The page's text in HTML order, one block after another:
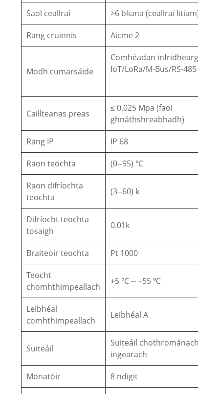
Saol ceallraí >6 bliana (ceallraí litiam)
Rang cruinnis Aicme 2
Modh cumarsáide
Comhéadan infridhearg, NB-
IoT/LoRa/M-Bus/RS-485
Caillteanas preas
≤ 0.025 Mpa (faoi
ghnáthshreabhadh)
Rang IP IP 68
Raon teochta (0--95) ℃
Raon difríochta
teochta
(3--60) k
Difríocht teochta
tosaigh
0.01k
Braiteoir teochta Pt 1000
Teocht
chomhthimpeallach
+5 ℃ -- +55 ℃
Leibhéal
comhthimpeallach
Leibhéal A
Suiteáil
Suiteáil chothrománach /
ingearach
Monatóir 8 ndigit